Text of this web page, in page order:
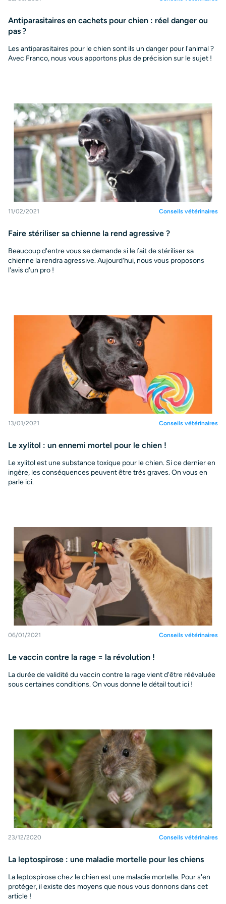
Antiparasitaires en cachets pour chien : réel danger ou
pas ?
Les antiparasitaires pour le chien sont ils un danger pour l'animal ?
Avec Franco, nous vous apportons plus de précision sur le sujet !
11/02/2021 Conseils vétérinaires
Faire stériliser sa chienne la rend agressive ?
Beaucoup d'entre vous se demande si le fait de stériliser sa
chienne la rendra agressive. Aujourd'hui, nous vous proposons
l'avis d'un pro !
13/01/2021 Conseils vétérinaires
Le xylitol : un ennemi mortel pour le chien !
Le xylitol est une substance toxique pour le chien. Si ce dernier en
ingère, les conséquences peuvent être très graves. On vous en
parle ici.
06/01/2021 Conseils vétérinaires
Le vaccin contre la rage = la révolution !
La durée de validité du vaccin contre la rage vient d'être réévaluée
sous certaines conditions. On vous donne le détail tout ici !
23/12/2020 Conseils vétérinaires
La leptospirose : une maladie mortelle pour les chiens
La leptospirose chez le chien est une maladie mortelle. Pour s'en
protéger, il existe des moyens que nous vous donnons dans cet
article !